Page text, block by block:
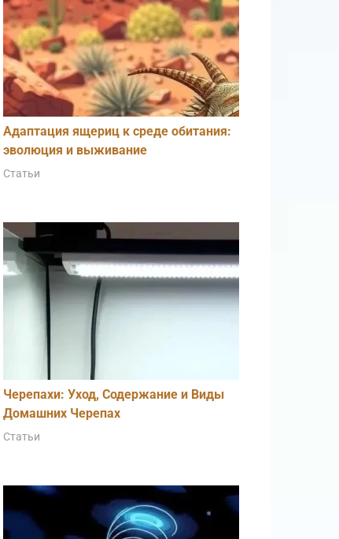
Адаптация ящериц к среде обитания:
эволюция и выживание
Статьи
Черепахи: Уход, Содержание и Виды
Домашних Черепах
Статьи